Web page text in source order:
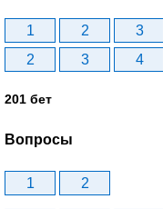
1 2 3
2
3 4
201 бет
Вопросы
1 2